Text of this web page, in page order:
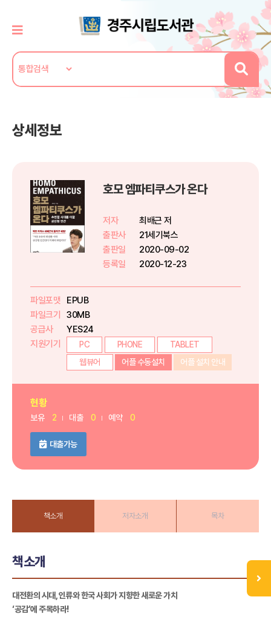
상세정보
호모 엠파티쿠스가 온다
저자
최배근 저
출판사
21세기북스
출판일
2020-09-02
등록일
2020-12-23
파일포맷
EPUB
파일크기
30MB
공급사
YES24
지원기기
PC PHONE
TABLET
웹뷰어
어플 수동설치 어플 설치 안내
현황
보유 2 대출 0 예약 0
대출가능
책소개 저자소개 목차
책소개
대전환의 시대, 인류와 한국 사회가 지향한 새로운 가치
‘공감’에 주목하라!